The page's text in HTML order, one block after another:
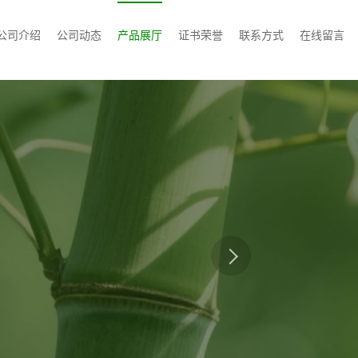
司介绍 公司动态 产品展厅 证书荣誉 联系方式 在线留言